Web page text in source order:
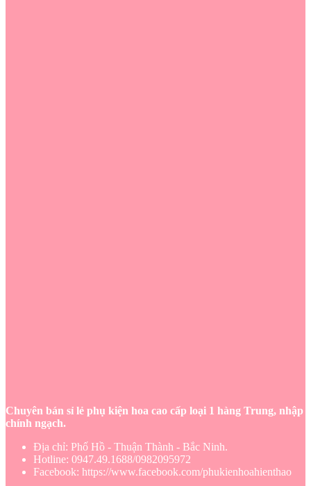
Chuyên bán sỉ lẻ phụ kiện hoa cao cấp loại 1 hàng Trung, nhập
chính ngạch.
Địa chỉ: Phố Hồ - Thuận Thành - Bắc Ninh.
Hotline: 0947.49.1688/0982095972
Facebook: https://www.facebook.com/phukienhoahienthao